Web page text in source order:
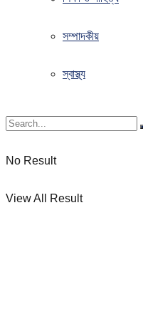
সম্পাদকীয়
স্বাস্থ্য
No Result
View All Result